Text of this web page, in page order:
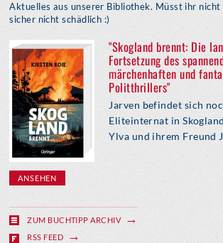
Aktuelles aus unserer Bibliothek. Müsst ihr
sicher nicht schädlich :)
"Skogland brennt: Die
Fortsetzung des
märchenhaften und
Politthrillers"
Jarven befindet sich
Eliteinternat in
Ylva und ihrem Freund
ANSEHEN
ZUM BUCHTIPP ARCHIV
RSS FEED